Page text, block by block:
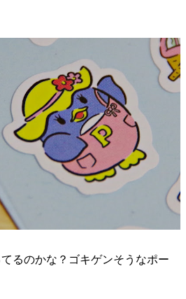
るのかな？ゴキゲンそうなポー